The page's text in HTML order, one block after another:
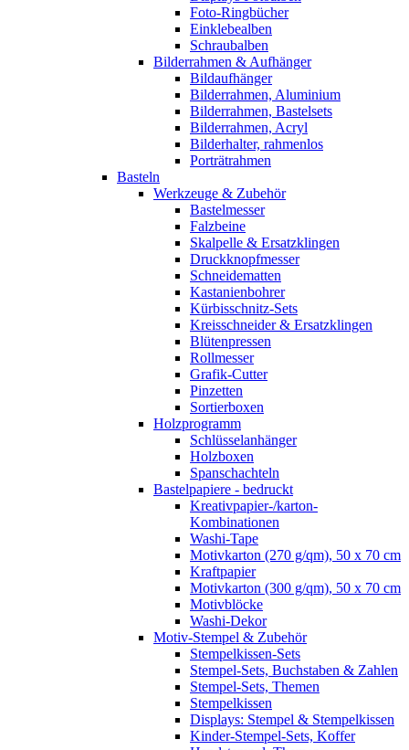
Foto-Ringbücher
Einklebealben
Schraubalben
Bilderrahmen & Aufhänger
Bildaufhänger
Bilderrahmen, Aluminium
Bilderrahmen, Bastelsets
Bilderrahmen, Acryl
Bilderhalter, rahmenlos
Porträtrahmen
Basteln
Werkzeuge & Zubehör
Bastelmesser
Falzbeine
Skalpelle & Ersatzklingen
Druckknopfmesser
Schneidematten
Kastanienbohrer
Kürbisschnitz-Sets
Kreisschneider & Ersatzklingen
Blütenpressen
Rollmesser
Grafik-Cutter
Pinzetten
Sortierboxen
Holzprogramm
Schlüsselanhänger
Holzboxen
Spanschachteln
Bastelpapiere - bedruckt
Kreativpapier-/karton-
Kombinationen
Washi-Tape
Motivkarton (270 g/qm), 50 x 70 cm
Kraftpapier
Motivkarton (300 g/qm), 50 x 70 cm
Motivblöcke
Washi-Dekor
Motiv-Stempel & Zubehör
Stempelkissen-Sets
Stempel-Sets, Buchstaben & Zahlen
Stempel-Sets, Themen
Stempelkissen
Displays: Stempel & Stempelkissen
Kinder-Stempel-Sets, Koffer